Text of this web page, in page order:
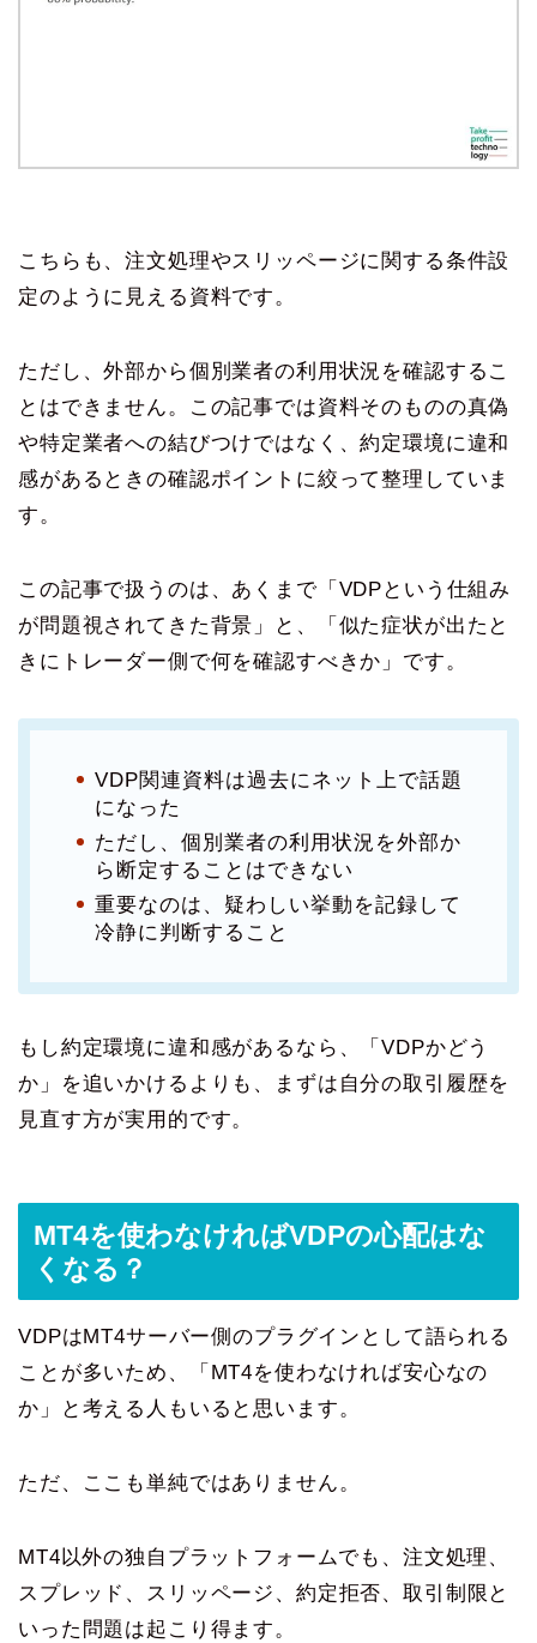
こちらも、注文処理やスリッページに関する条件設
定のように見える資料です。
ただし、外部から個別業者の利用状況を確認するこ
とはできません。この記事では資料そのものの真偽
や特定業者への結びつけではなく、約定環境に違和
感があるときの確認ポイントに絞って整理していま
す。
この記事で扱うのは、あくまで「VDPという仕組み
が問題視されてきた背景」と、「似た症状が出たと
きにトレーダー側で何を確認すべきか」です。
VDP関連資料は過去にネット上で話題
になった
ただし、個別業者の利用状況を外部か
ら断定することはできない
重要なのは、疑わしい挙動を記録して
冷静に判断すること
もし約定環境に違和感があるなら、「VDPかどう
か」を追いかけるよりも、まずは自分の取引履歴を
見直す方が実用的です。
MT4を使わなければVDPの心配はな
くなる？
VDPはMT4サーバー側のプラグインとして語られる
ことが多いため、「MT4を使わなければ安心なの
か」と考える人もいると思います。
ただ、ここも単純ではありません。
MT4以外の独自プラットフォームでも、注文処理、
スプレッド、スリッページ、約定拒否、取引制限と
いった問題は起こり得ます。